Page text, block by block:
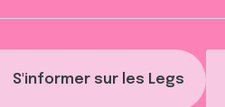
S'informer sur les Legs